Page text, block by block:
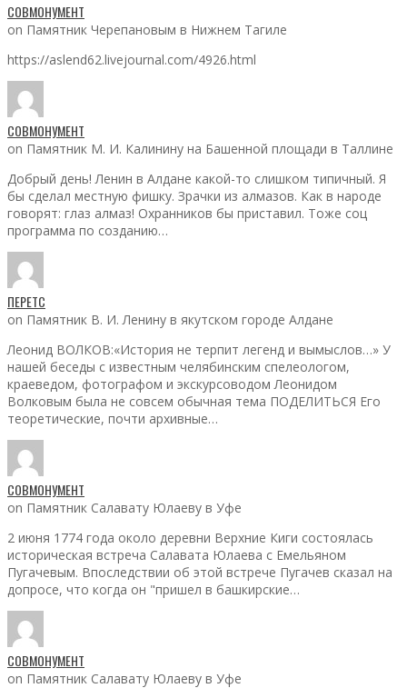
СОВМОНУМЕНТ
on Памятник Черепановым в Нижнем Тагиле
https://aslend62.livejournal.com/4926.html
СОВМОНУМЕНТ
on Памятник М. И. Калинину на Башенной площади в Таллине
Добрый день! Ленин в Алдане какой-то слишком типичный. Я
бы сделал местную фишку. Зрачки из алмазов. Как в народе
говорят: глаз алмаз! Охранников бы приставил. Тоже соц
программа по созданию…
ПЕРЕТС
on Памятник В. И. Ленину в якутском городе Алдане
Леонид ВОЛКОВ:«История не терпит легенд и вымыслов…» У
нашей беседы с известным челябинским спелеологом,
краеведом, фотографом и экскурсоводом Леонидом
Волковым была не совсем обычная тема ПОДЕЛИТЬСЯ Его
теоретические, почти архивные…
СОВМОНУМЕНТ
on Памятник Салавату Юлаеву в Уфе
2 июня 1774 года около деревни Верхние Киги состоялась
историческая встреча Салавата Юлаева с Емельяном
Пугачевым. Впоследствии об этой встрече Пугачев сказал на
допросе, что когда он "пришел в башкирские…
СОВМОНУМЕНТ
on Памятник Салавату Юлаеву в Уфе